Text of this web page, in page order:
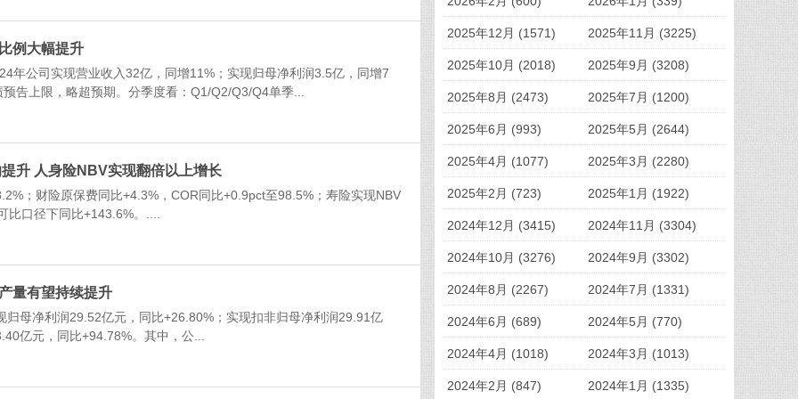
例大幅提升
年公司实现营业收入32亿，同增11%；实现归母净利润3.5亿，同增7
告上限，略超预期。分季度看：Q1/Q2/Q3/Q4单季...
升 人身险NBV实现翻倍以上增长
财险原保费同比+4.3%，COR同比+0.9pct至98.5%；寿险实现NBV
口径下同比+143.6%。....
量有望持续提升
母净利润29.52亿元，同比+26.80%；实现扣非归母净利润29.91亿
亿元，同比+94.78%。其中，公...
2025年12月 (1571) 2025年11月 (3225)
2025年10月 (2018) 2025年9月 (3208)
2025年8月 (2473) 2025年7月 (1200)
2025年6月 (993) 2025年5月 (2644)
2025年4月 (1077) 2025年3月 (2280)
2025年2月 (723) 2025年1月 (1922)
2024年12月 (3415) 2024年11月 (3304)
2024年10月 (3276) 2024年9月 (3302)
2024年8月 (2267) 2024年7月 (1331)
2024年6月 (689) 2024年5月 (770)
2024年4月 (1018) 2024年3月 (1013)
2024年2月 (847) 2024年1月 (1335)